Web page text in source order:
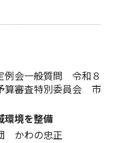
例会一般質問 令和８
算審査特別委員会 市
環境を整備
かわの忠正